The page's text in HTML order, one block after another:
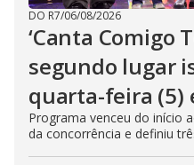
DO R7/06/08/2026
‘Canta Comigo
segundo lugar
quarta-feira (5)
Programa venceu do início
da concorrência e definiu